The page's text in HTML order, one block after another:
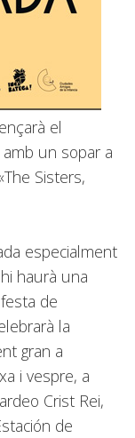
el
un sopar a
Sisters,
especialment
haurà una
de
la
gran a
i vespre, a
Crist Rei,
de